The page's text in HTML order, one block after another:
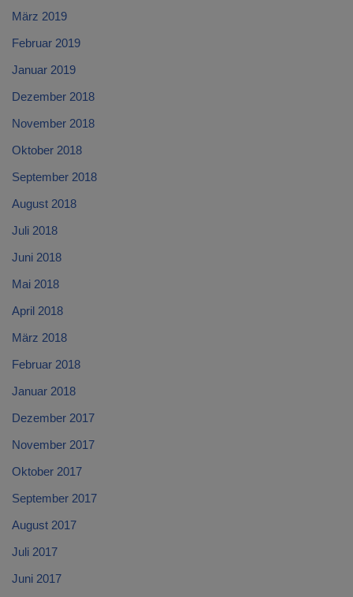
März 2019
Februar 2019
Januar 2019
Dezember 2018
November 2018
Oktober 2018
September 2018
August 2018
Juli 2018
Juni 2018
Mai 2018
April 2018
März 2018
Februar 2018
Januar 2018
Dezember 2017
November 2017
Oktober 2017
September 2017
August 2017
Juli 2017
Juni 2017